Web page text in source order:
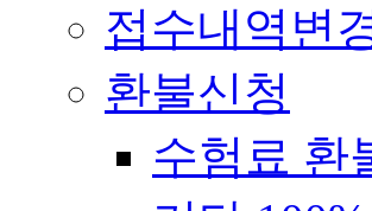
접수내역변
환불신청
수험료 환